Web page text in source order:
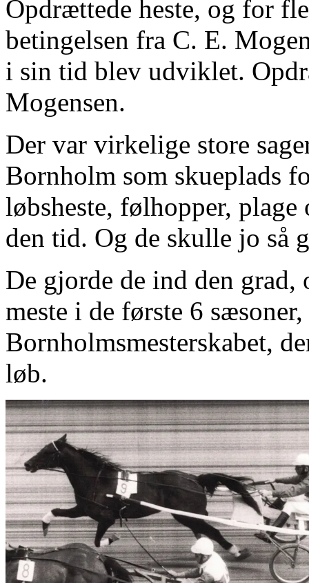
Opdrættede heste, og for
betingelsen fra C. E.
i sin tid blev udviklet.
Mogensen.
Der var virkelige store
Bornholm som skueplads
løbsheste, følhopper, plage
den tid. Og de skulle jo så
De gjorde de ind den grad,
meste i de første 6
Bornholmsmesterskabet,
løb.